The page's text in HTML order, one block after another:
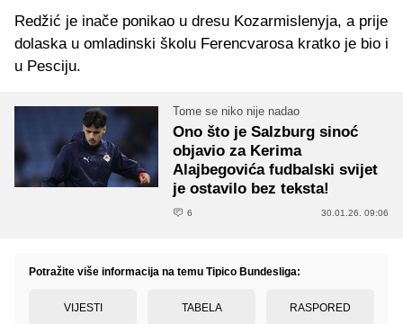
Redžić je inače ponikao u dresu Kozarmislenyja, a prije
dolaska u omladinski školu Ferencvarosa kratko je bio i
u Pesciju.
Tome se niko nije nadao
Ono što je Salzburg sinoć
objavio za Kerima
Alajbegovića fudbalski svijet
je ostavilo bez teksta!
6 30.01.26. 09:06
Potražite više informacija na temu Tipico Bundesliga:
VIJESTI TABELA RASPORED